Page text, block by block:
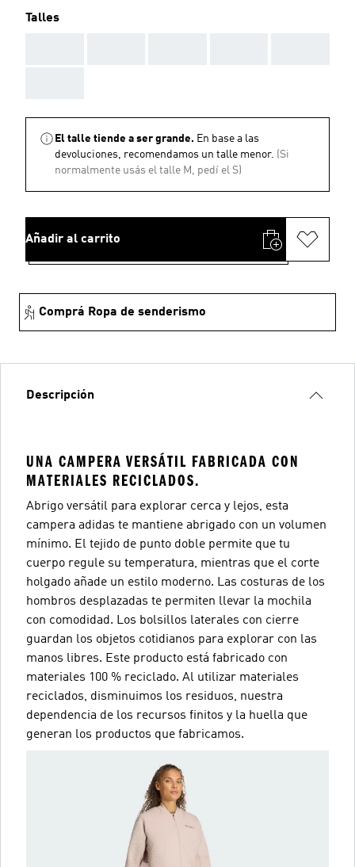
Talles
El talle tiende a ser grande. En base a las
devoluciones, recomendamos un talle menor. (Si
normalmente usás el talle M, pedí el S)
Añadir al carrito
Comprá Ropa de senderismo
Descripción
UNA CAMPERA VERSÁTIL FABRICADA CON
MATERIALES RECICLADOS.
Abrigo versátil para explorar cerca y lejos, esta
campera adidas te mantiene abrigado con un volumen
mínimo. El tejido de punto doble permite que tu
cuerpo regule su temperatura, mientras que el corte
holgado añade un estilo moderno. Las costuras de los
hombros desplazadas te permiten llevar la mochila
con comodidad. Los bolsillos laterales con cierre
guardan los objetos cotidianos para explorar con las
manos libres. Este producto está fabricado con
materiales 100 % reciclado. Al utilizar materiales
reciclados, disminuimos los residuos, nuestra
dependencia de los recursos finitos y la huella que
generan los productos que fabricamos.